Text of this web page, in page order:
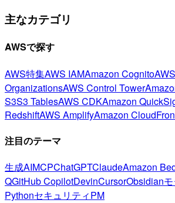
主なカテゴリ
AWSで探す
AWS特集AWS IAMAmazon Cognito
OrganizationsAWS Control Tower
S3S3 TablesAWS CDKAmazon
RedshiftAWS AmplifyAmazon
注目のテーマ
生成AIMCPChatGPTClaudeAmazon
QGitHub CopilotDevinCursorObsidian
PythonセキュリティPM